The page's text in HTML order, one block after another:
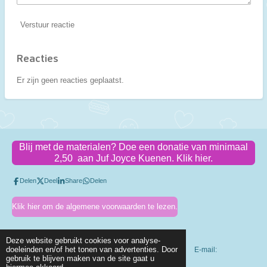
Deze website gebruikt cookies voor analyse-
doeleinden en/of het tonen van advertenties. Door
gebruik te blijven maken van de site gaat u
Verstuur reactie
Reacties
Er zijn geen reacties geplaatst.
Blij met de materialen? Doe een donatie van minimaal
2,50 aan Juf Joyce Kuenen. Klik hier.
Delen Deel Share Delen
Klik hier om de algemene voorwaarden te lezen.
KVK-nummer: 83318410 Btw-id: NL003803318B56 E-mail:
info@jufjoycekuenen.nl